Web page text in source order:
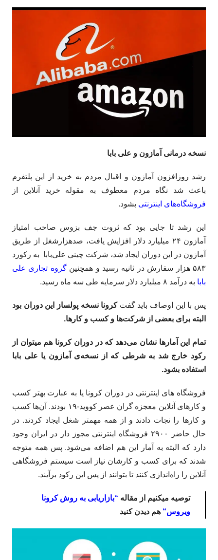
نسخه درمانی آمازون و علی بابا
رشد روزافزون آمازون و اقبال مردم به خرید از این پلتفرم
باعث شد نگاه مردم معطوف به مقوله خرید آنلاین از
فروشگاه‌­های اینترنتی بشود.
این رشد تا جایی بود که ثروت جف بزوس صاحب امتیاز
آمازون ۲۴ میلیارد دلار افزایش یافت، صدهزارشغل از طریق
آمازون در این دوران ایجاد شد، شرکت چینی علی‌­بابا به رکورد
۵۸۳ هزار سفارش در ثانیه رسید و همچنین
گروه تجاری علی­‌
بابا به درآمد ۸ میلیارد دلار سرمایه طی سه ماه رسید.
پس با این اوصاف باید گفتکرونا نسخه پولساز این دوران بود
البته برای بعضی از شرکت‌­ها و کسب و کارها.
تمام این آمارها نشان می‌­دهد که در دوران کرونا هم می­توان از
رکود خارج شد به شرطی که از نسخه­‌ی آمازون یا علی بابا
استفاده بشود.
فروشگاه های اینترنتی در دوران کرونا یا به ‌­عبارت بهتر کسب
و کارهای آنلاین معجزه گران عصر کووید-۱۹ بودند. آن‌ها کسب
و کارها را نجات دادند و از همه مهمتر شغل ایجاد کردند. در
حال حاضر ۲۹۰۰ فروشگاه اینترنتی مجوز دار در ایران وجود
دارد که البته به آمار این هم اضافه می­‌شود. پس همه متوجه
شدند که برای کسب و کارشان نیاز است سیستم فروشگاهی
آنلاین را راه­‌اندازی کنند تا بتوانند از پس این رکود برآیند.
توصیه میکنیم از مقاله “بازاریابی به روش کرونا
ویروس“ هم دیدن کنید